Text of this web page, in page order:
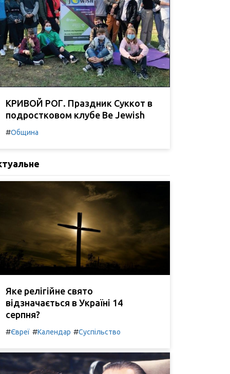
КРИВОЙ РОГ. Праздник Суккот в
подростковом клубе Be Jewish
#Община
Яке релігійне свято
відзначається в Україні 14
серпня?
#Євреї #Календар #Суспільство